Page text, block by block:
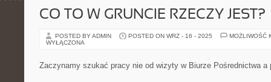
CO TO W GRUNCIE RZECZY JEST?
POSTED BY ADMIN POSTED ON WRZ - 16 - 2025
MOŻLIWOŚĆ
WYŁĄCZONA
Zaczynamy szukać pracy nie od wizyty w Biurze Pośrednictwa a